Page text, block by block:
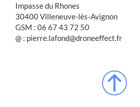
Impasse du Rhones
30400 Villeneuve-lès-Avignon
GSM : 06 67 43 72 50
@ : pierre.lafond@droneeffect.fr